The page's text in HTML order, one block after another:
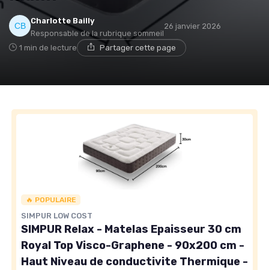
Charlotte Bailly
Responsable de la rubrique sommeil
26 janvier 2026
1 min de lecture Partager cette page
🔥 POPULAIRE
SIMPUR LOW COST
SIMPUR Relax - Matelas Epaisseur 30 cm
Royal Top Visco-Graphene - 90x200 cm -
Haut Niveau de conductivite Thermique -
→ Je rejoins le club
Non merci, peut-être plus tard